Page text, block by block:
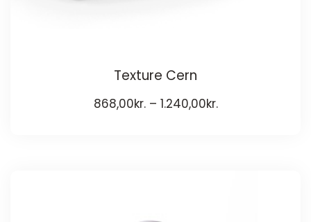
Texture Cern
868,00kr.– 1.240,00kr.